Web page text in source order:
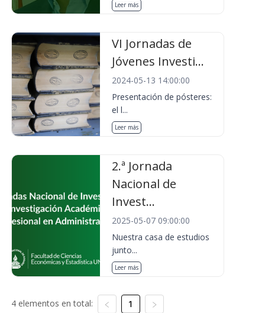
Leer más
VI Jornadas de
Jóvenes Investi...
2024-05-13 14:00:00
Presentación de pósteres:
el l...
Leer más
2.ª Jornada
Nacional de
Invest...
2025-05-07 09:00:00
Nuestra casa de estudios
junto...
Leer más
4 elementos en total: 1